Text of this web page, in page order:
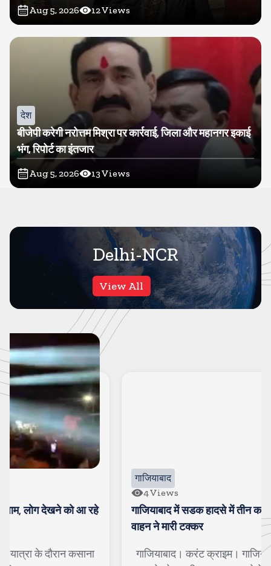
Aug 5, 2026 12Views
देश
बीजेपी करेगी नरोत्तम मिश्रा पर कार्रवाई, जिला और महानगर इकाई
भंग, रिपोर्ट का इंतजार
Aug 5, 2026 13Views
Delhi-NCR
View All
गाजियाबाद में सडक हादसे में तीन कांवडियों की मौत, अज्ञात
गाजियाबाद। करंट क्राइम। गाजियाबाद में गाजियाबाद-मेरठ